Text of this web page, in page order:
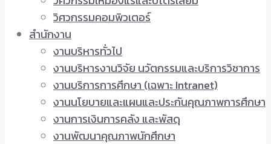
วิศวกรรมคอมพิวเตอร์
สำนักงาน
งานบริหารทั่วไป
งานบริหารงานวิจัย นวัตกรรมและบริการวิชาการ
งานบริการการศึกษา (เฉพาะ Intranet)
งานนโยบายและแผนและประกันคุณภาพการศึกษา
งานการเงินการคลัง และพัสดุ
งานพัฒนาคุณภาพนักศึกษา